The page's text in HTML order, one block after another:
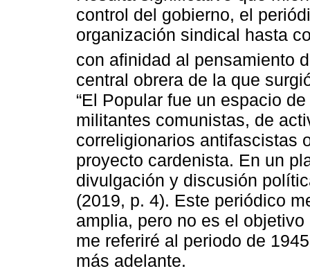
control del gobierno, el
organización sindical hasta
con afinidad al pensamiento
central obrera de la que
“El Popular fue un espacio
militantes comunistas, de
correligionarios antifascistas
proyecto cardenista. En un
divulgación y discusión
(2019, p. 4). Este periódico
amplia, pero no es el
me referiré al periodo de
más adelante.